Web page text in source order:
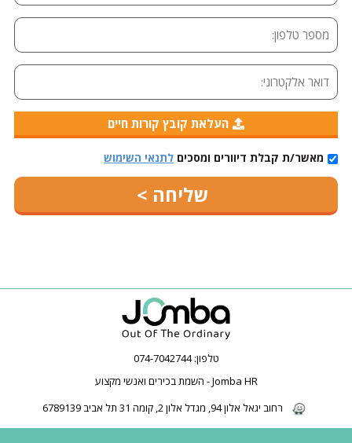
העלאת קובץ קורות חיים
מאשר/ת קבלת דיוורים ומסכים לתנאי השימוש
טלפון:074-7042744
Jomba HR - השמת בכירים ואנשי מקצוע
רחוב יגאל אלון 94, מגדל אלון 2, קומה 31 תל אביב 6789139